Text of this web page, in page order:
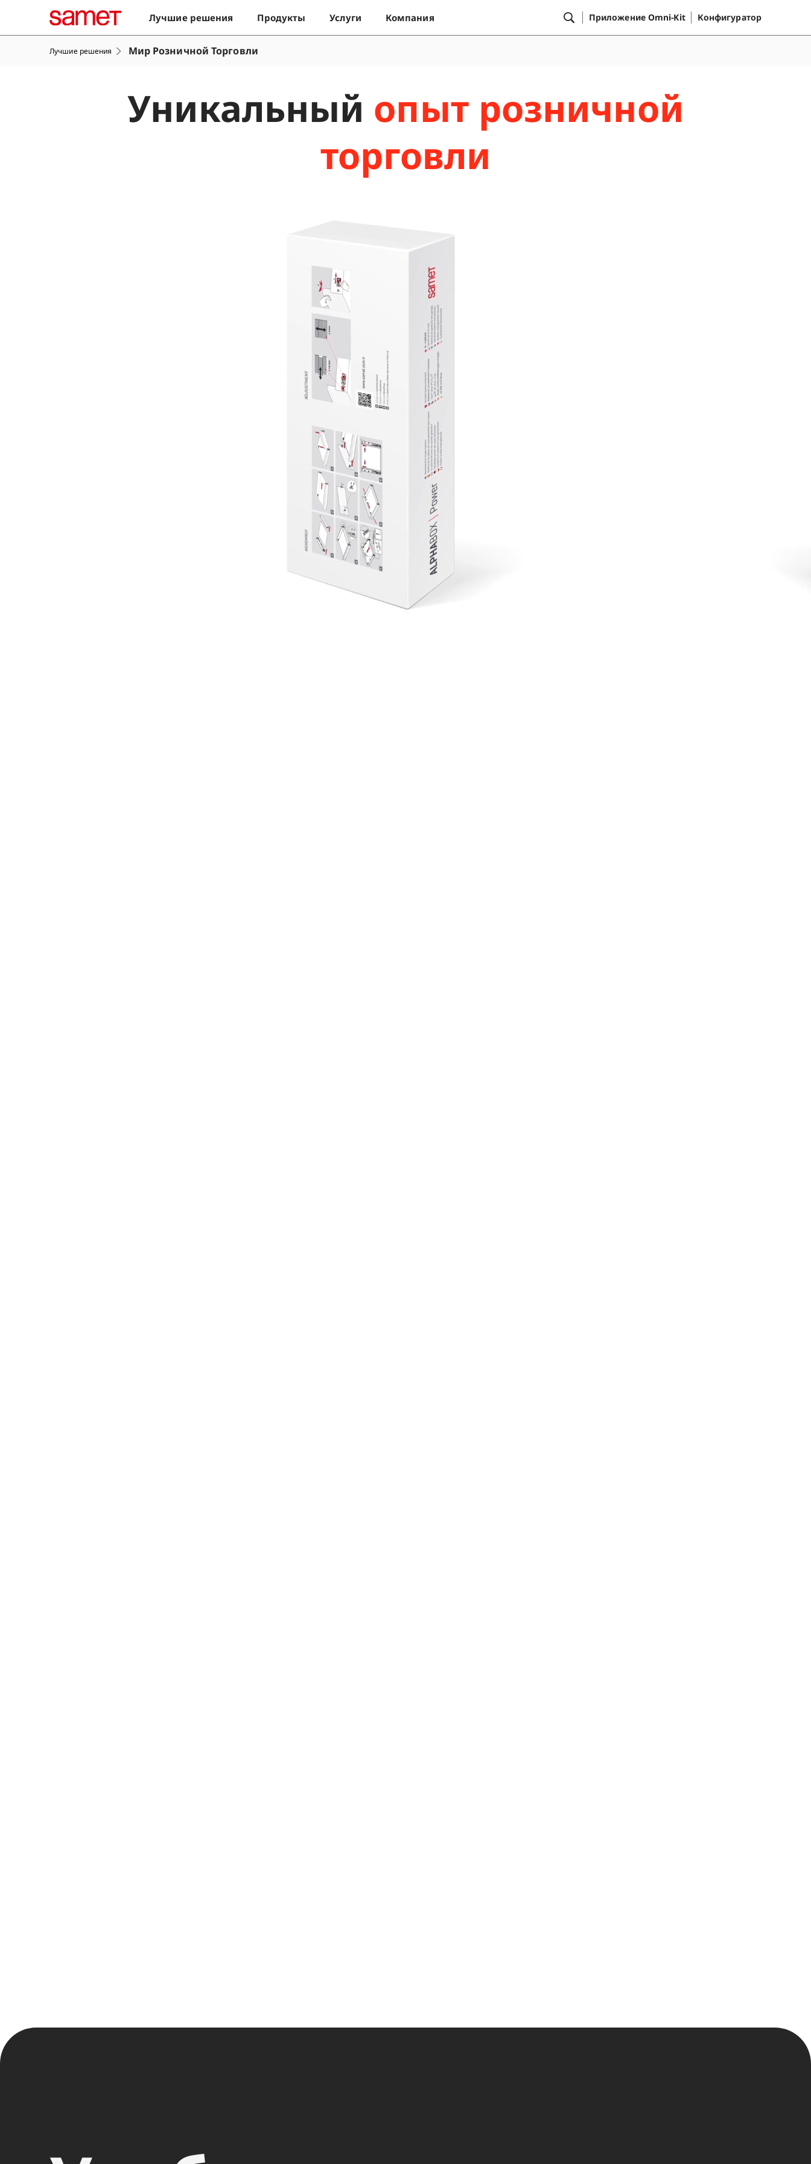
Лучшие решения Продукты Услуги Компания Приложение Omni-Kit Конфигуратор
Лучшие решения Мир Розничной Торговли
Уникальный опыт розничной
торговли